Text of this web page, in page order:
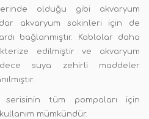
olduğu gibi akvaryum
akvaryum sakinleri için de
bağlanmıştır. Kablolar daha
edilmiştir ve akvaryum
suya zehirli maddeler
serisinin tüm pompaları için
mümkündür.